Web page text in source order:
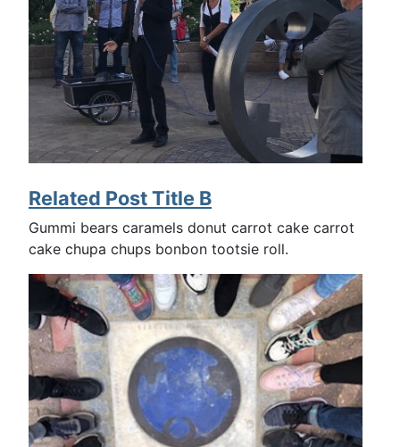
Related Post Title B
Gummi bears caramels donut carrot cake carrot
cake chupa chups bonbon tootsie roll.